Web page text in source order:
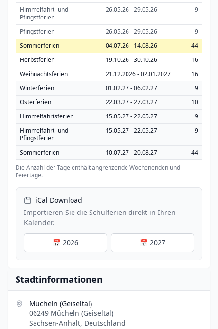
Himmelfahrt- und
Pfingstferien
26.05.26 - 29.05.26 9
Pfingstferien 26.05.26 - 29.05.26
9
Sommerferien
04.07.26 - 14.08.26
44
Herbstferien
19.10.26 - 30.10.26
16
Weihnachtsferien
21.12.2026 - 02.01.2027
16
Winterferien
01.02.27 - 06.02.27
9
Osterferien
22.03.27 - 27.03.27
10
Himmelfahrtsferien
15.05.27 - 22.05.27
9
Himmelfahrt- und
Pfingstferien
15.05.27 - 22.05.27 9
Sommerferien 10.07.27 - 20.08.27
44
Die Anzahl der Tage enthält angrenzende Wochenenden und
Feiertage.
iCal Download
Importieren Sie die Schulferien direkt in Ihren
Kalender.
📅 2026 📅 2027
Stadtinformationen
Mücheln (Geiseltal)
06249 Mücheln (Geiseltal)
Sachsen-Anhalt, Deutschland